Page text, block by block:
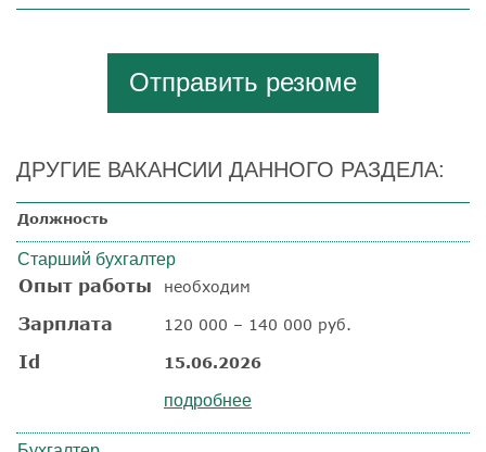
Отправить резюме
ДРУГИЕ ВАКАНСИИ ДАННОГО РАЗДЕЛА:
Должность
Старший бухгалтер
Опыт работы необходим
Зарплата 120 000 – 140 000 руб.
Id 15.06.2026
подробнее